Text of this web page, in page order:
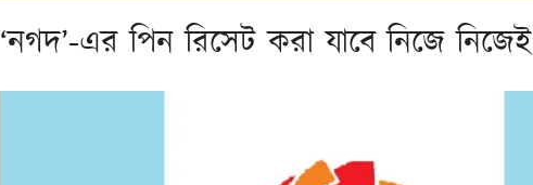
‘নগদ’-এর পিন রিসেট করা যাবে নিজে নিজেই